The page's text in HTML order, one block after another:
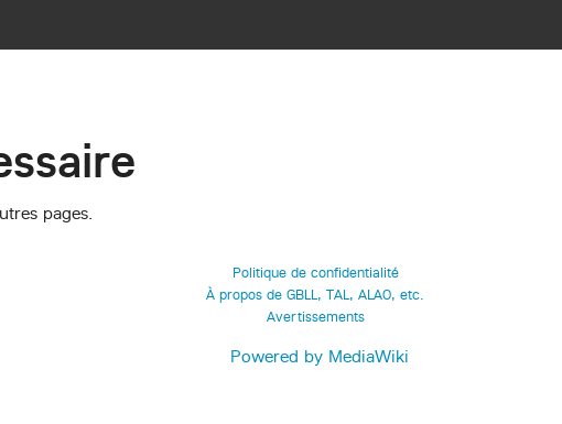
pages.
Politique de confidentialité
À propos de GBLL, TAL, ALAO, etc.
Avertissements
Powered by MediaWiki